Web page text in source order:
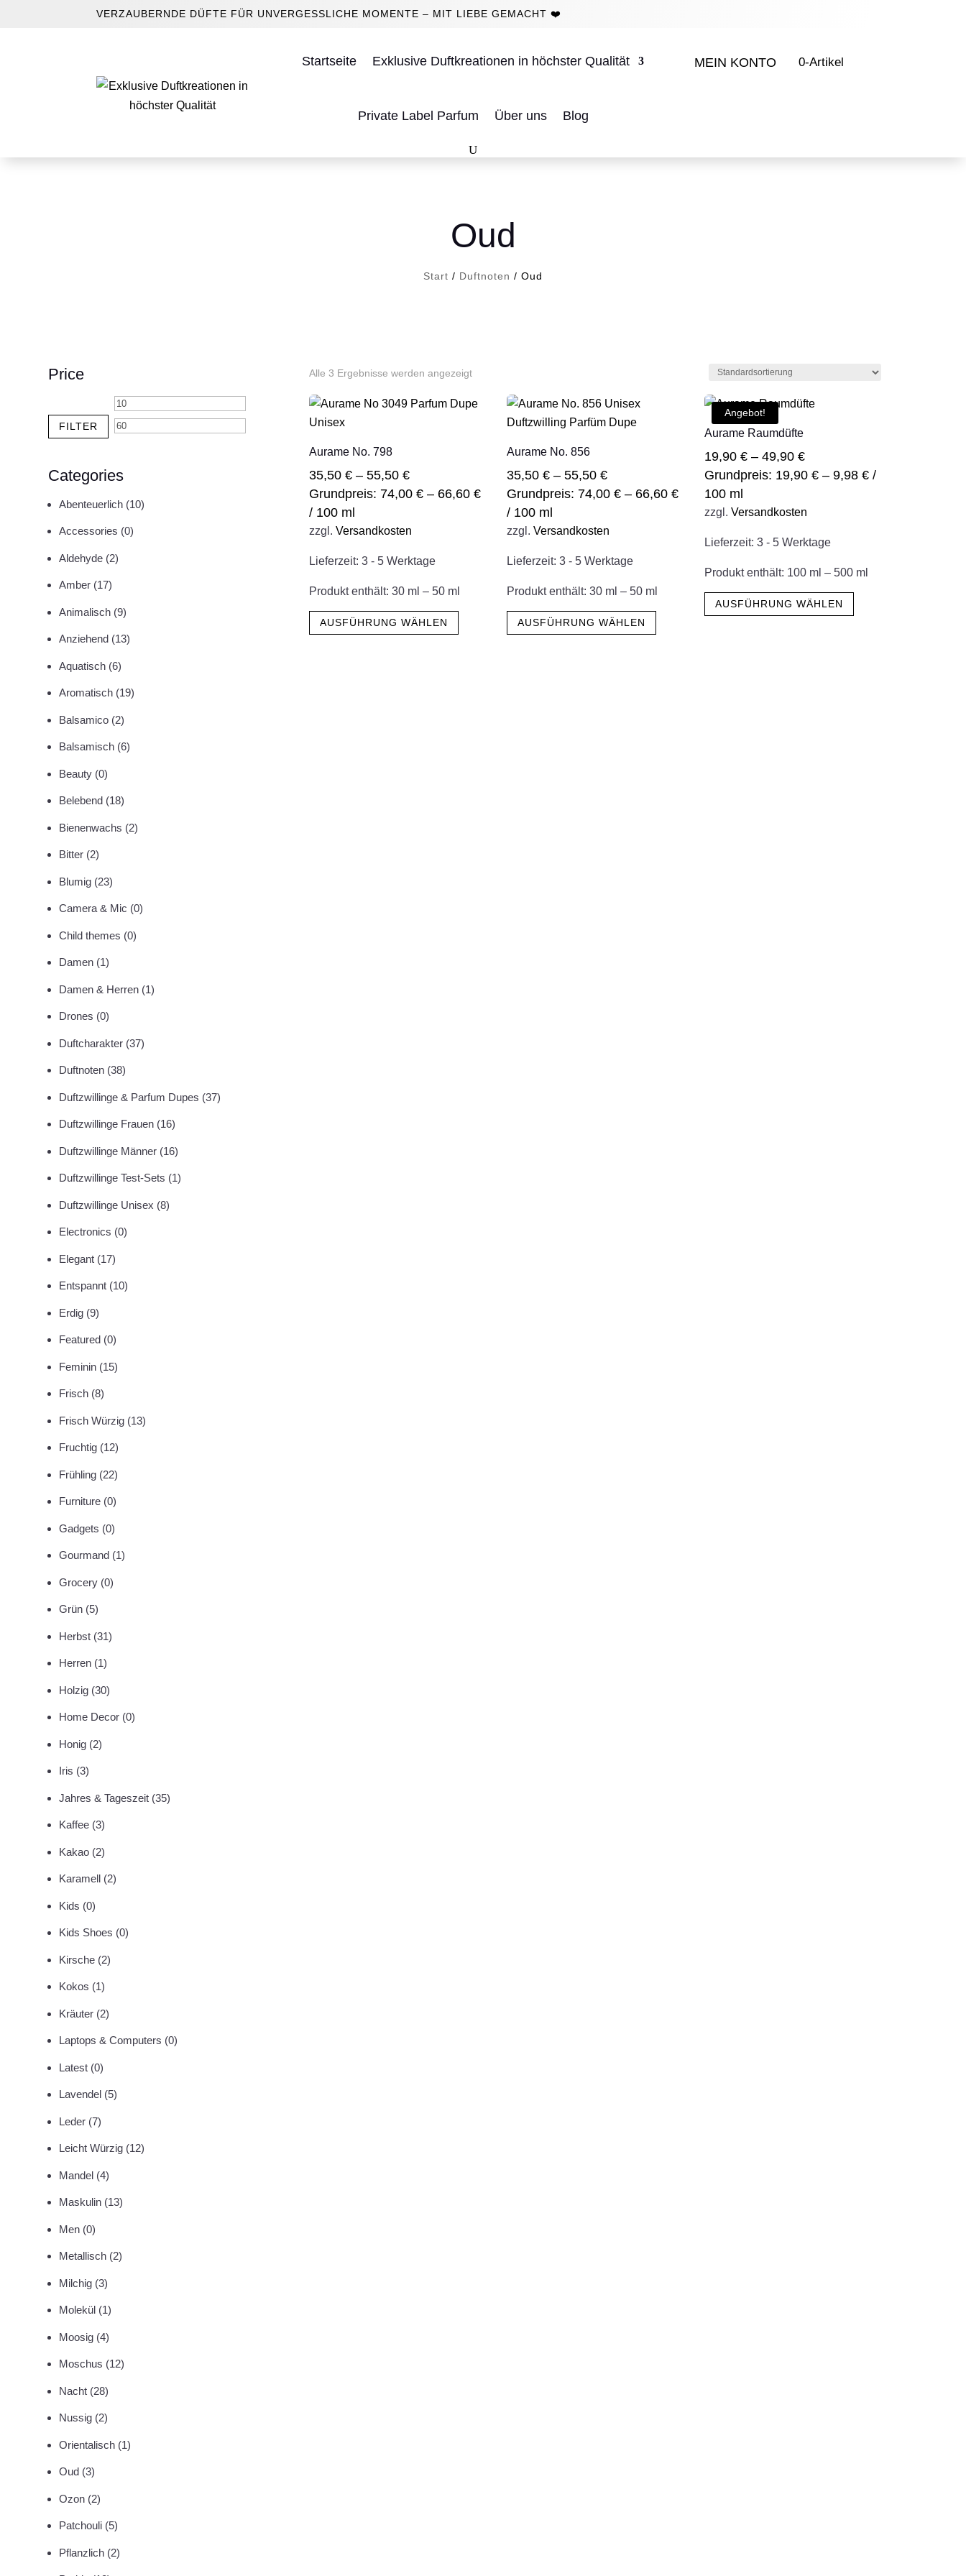
VERZAUBERNDE DÜFTE FÜR UNVERGESSLICHE MOMENTE – MIT LIEBE GEMACHT ❤️
Startseite Exklusive Duftkreationen in höchster Qualität
Private Label Parfum Über uns Blog
MEIN KONTO 0-Artikel
Oud
Start / Duftnoten / Oud
Price
Min.
Preis
FILTER
Categories
Abenteuerlich (10)
Accessories (0)
Aldehyde (2)
Amber (17)
Animalisch (9)
Anziehend (13)
Aquatisch (6)
Aromatisch (19)
Balsamico (2)
Balsamisch (6)
Beauty (0)
Belebend (18)
Bienenwachs (2)
Bitter (2)
Blumig (23)
Camera & Mic (0)
Child themes (0)
Damen (1)
Damen & Herren (1)
Drones (0)
Duftcharakter (37)
Duftnoten (38)
Duftzwillinge & Parfum Dupes (37)
Duftzwillinge Frauen (16)
Duftzwillinge Männer (16)
Duftzwillinge Test-Sets (1)
Duftzwillinge Unisex (8)
Electronics (0)
Elegant (17)
Entspannt (10)
Erdig (9)
Featured (0)
Feminin (15)
Frisch (8)
Frisch Würzig (13)
Fruchtig (12)
Frühling (22)
Furniture (0)
Gadgets (0)
Gourmand (1)
Grocery (0)
Grün (5)
Herbst (31)
Herren (1)
Holzig (30)
Home Decor (0)
Honig (2)
Iris (3)
Jahres & Tageszeit (35)
Kaffee (3)
Kakao (2)
Karamell (2)
Kids (0)
Kids Shoes (0)
Kirsche (2)
Kokos (1)
Kräuter (2)
Laptops & Computers (0)
Latest (0)
Lavendel (5)
Leder (7)
Leicht Würzig (12)
Mandel (4)
Maskulin (13)
Men (0)
Metallisch (2)
Milchig (3)
Molekül (1)
Moosig (4)
Moschus (12)
Nacht (28)
Nussig (2)
Orientalisch (1)
Oud (3)
Ozon (2)
Patchouli (5)
Pflanzlich (2)
Alle 3 Ergebnisse werden angezeigt
Aurame No. 798
35,50 €– 55,50 €
Grundpreis: 74,00 €– 66,60 €
/ 100 ml
zzgl. Versandkosten
Lieferzeit: 3 - 5 Werktage
Produkt enthält: 30 ml – 50 ml
AUSFÜHRUNG WÄHLEN
Dieses
Aurame No. 856
35,50 €– 55,50 €
Grundpreis: 74,00 €– 66,60 €
/ 100 ml
zzgl. Versandkosten
Lieferzeit: 3 - 5 Werktage
Produkt enthält: 30 ml – 50 ml
AUSFÜHRUNG WÄHLEN
Dieses
Angebot!
Aurame Raumdüfte
19,90 €– 49,90 €
Grundpreis: 19,90 €– 9,98 €/
100 ml
zzgl. Versandkosten
Lieferzeit: 3 - 5 Werktage
Produkt enthält: 100 ml – 500 ml
AUSFÜHRUNG WÄHLEN
Dieses